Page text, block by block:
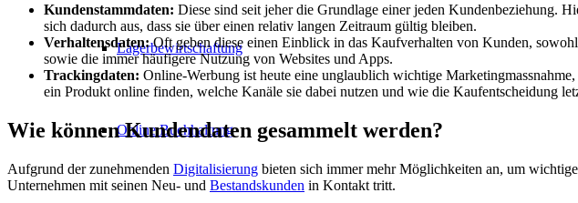
Lagerbewirtschaftung
Online Buchhaltung
Kundenstammdaten: Diese sind seit jeher die Grundlage einer jeden Kundenbeziehung.
sich dadurch aus, dass sie über einen relativ langen Zeitraum gültig bleiben.
Verhaltensdaten:Oft geben diese einen Einblick in das Kaufverhalten von Kunden,
sowie die immer häufigere Nutzung von Websites und Apps.
Trackingdaten: Online-Werbung ist heute eine unglaublich wichtige
ein Produkt online finden, welche Kanäle sie dabei nutzen und wie die Kaufentscheidung
Wie können Kundendaten gesammelt werden?
Aufgrund der zunehmenden Digitalisierung bieten sich immer mehr Möglichkeiten an, um
Unternehmen mit seinen Neu- und Bestandskunden in Kontakt tritt.